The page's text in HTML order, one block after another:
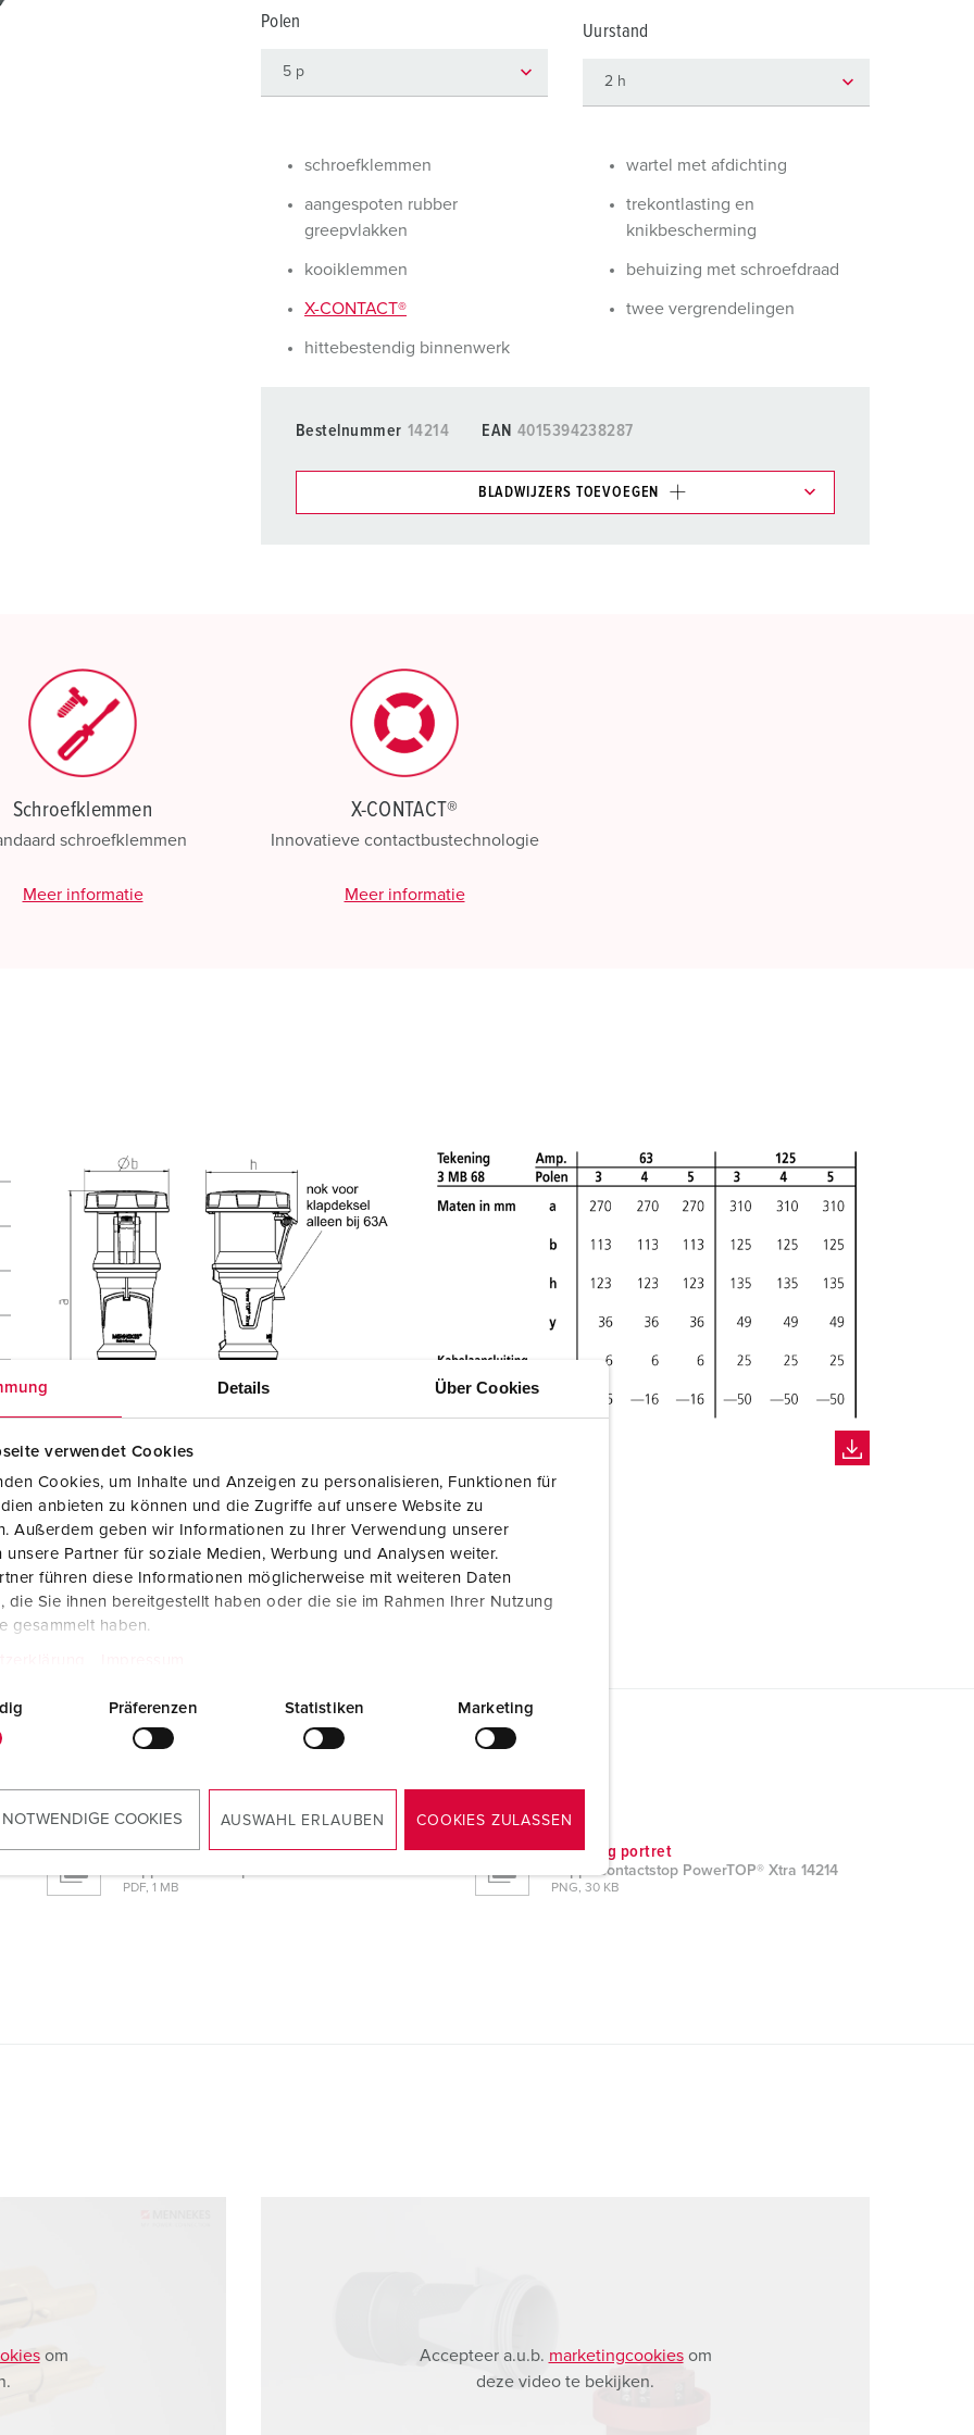
Details Über Cookies
verwendet Cookies
Cookies, um Inhalte und Anzeigen zu personalisieren, Funktionen für
anbieten zu können und die Zugriffe auf unsere Website zu
Außerdem geben wir Informationen zu Ihrer Verwendung unserer
unsere Partner für soziale Medien, Werbung und Analysen weiter.
führen diese Informationen möglicherweise mit weiteren Daten
die Sie ihnen bereitgestellt haben oder die sie im Rahmen Ihrer Nutzung
gesammelt haben.
Präferenzen Statistiken Marketing
COOKIES AUSWAHL ERLAUBEN COOKIES ZULASSEN
Evenementtechniek
Polen
Uurstand
schroefklemmen
aangespoten rubber
greepvlakken
kooiklemmen
X-CONTACT®
hittebestendig binnenwerk
wartel met afdichting
trekontlasting en
knikbescherming
behuizing met schroefdraad
twee vergrendelingen
Bestelnummer 14214 EAN 4015394238287
BLADWIJZERS TOEVOEGEN
Schroefklemmen
schroefklemmen
Meer informatie
X-CONTACT®
Innovatieve contactbustechnologie
Meer informatie
Montage- en gebruikshandleiding
PDF, 1 MB
Tekening portret
Koppelcontactstop PowerTOP® Xtra 14214
PNG, 30 KB
om
Accepteer a.u.b. marketingcookiesom
deze video te bekijken.